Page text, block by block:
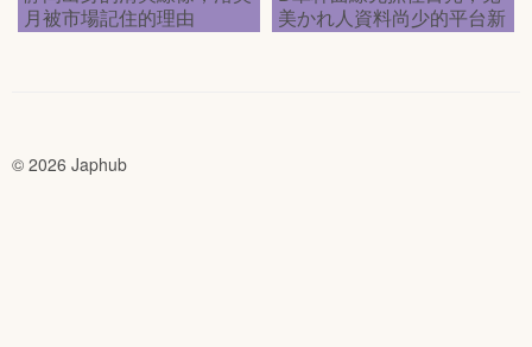
月被市場記住的理由
美かれ人資料尚少的平台新
面孔
© 2026 Japhub